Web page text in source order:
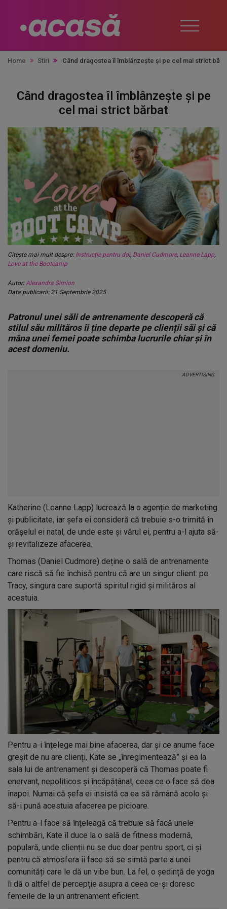
Home Stiri Când dragostea îl îmblânzește și pe cel mai strict
Când dragostea îl îmblânzește și pe
cel mai strict bărbat
Citeste mai mult despre: Instrucție pentru doi, Daniel Cudmore, Leanne Lapp,
Love at the Bootcamp
Autor:Alexandra Simion
Data publicarii: 21 Septembrie 2025
Patronul unei săli de antrenamente descoperă că
stilul său milităros îi ține departe pe clienții săi și că
mâna unei femei poate schimba lucrurile chiar și în
acest domeniu.
Katherine (Leanne Lapp) lucrează la o agenție de marketing
și publicitate, iar șefa ei consideră că trebuie s-o trimită în
orășelul ei natal, de unde este și vărul ei, pentru a-l ajuta să-
și revitalizeze afacerea.
Thomas (Daniel Cudmore) deține o sală de antrenamente
care riscă să fie închisă pentru că are un singur client: pe
Tracy, singura care suportă spiritul rigid și milităros al
acestuia.
Pentru a-i înțelege mai bine afacerea, dar și ce anume face
greșit de nu are clienți, Kate se „înregimentează” și ea la
sala lui de antrenament și descoperă că Thomas poate fi
enervant, nepoliticos și încăpățânat, ceea ce o face să dea
înapoi. Numai că șefa ei insistă ca ea să rămână acolo și
să-i pună acestuia afacerea pe picioare.
Pentru a-l face să înțeleagă că trebuie să facă unele
schimbări, Kate îl duce la o sală de fitness modernă,
populară, unde clienții nu se duc doar pentru sport, ci și
pentru că atmosfera îi face să se simtă parte a unei
comunități care le dă un vibe bun. La fel, o ședință de yoga
îi dă o altfel de percepție asupra a ceea ce-și doresc
femeile de la un antrenament eficient.